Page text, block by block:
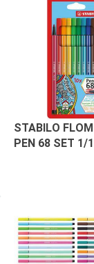
STABILO
PEN 68 SET 1/